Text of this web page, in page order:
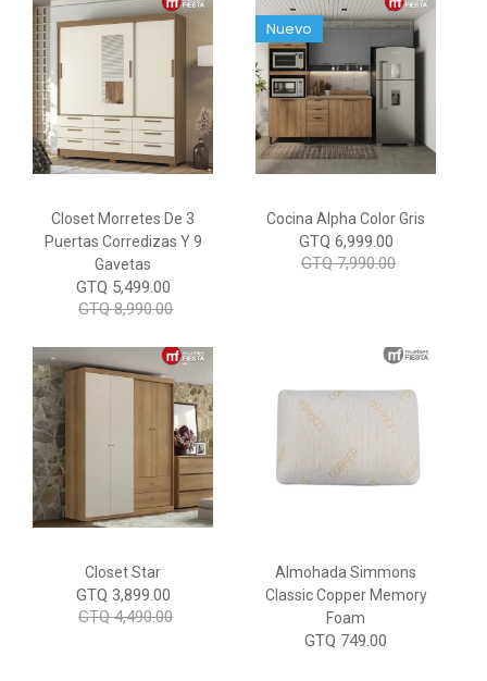
Closet Morretes De 3
Puertas Corredizas Y 9
Gavetas
GTQ 5,499.00
GTQ 8,990.00
Cocina Alpha Color Gris
Nuevo
GTQ 6,999.00
GTQ 7,990.00
Closet Star
GTQ 3,899.00
GTQ 4,490.00
Almohada Simmons
Classic Copper Memory
Foam
GTQ 749.00